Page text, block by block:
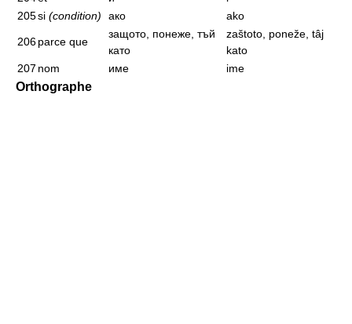
205si (condition) ако ako
206parce que
защото, понеже, тъй
като
zaštoto, poneže, tâj
kato
207 nom име ime
Orthographe